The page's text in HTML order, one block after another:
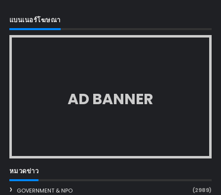
แบนเนอร์โฆษณา
AD BANNER
หมวดข่าว
GOVERNMENT & NPO (2989)